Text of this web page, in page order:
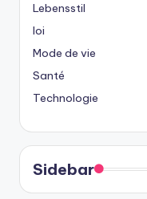
Lebensstil
loi
Mode de vie
Santé
Technologie
Sidebar